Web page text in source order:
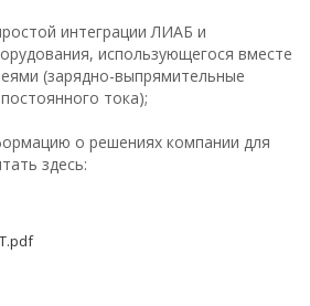
интеграции ЛИАБ и
использующегося вместе
(зарядно-выпрямительные
тока);
о решениях компании для
здесь: